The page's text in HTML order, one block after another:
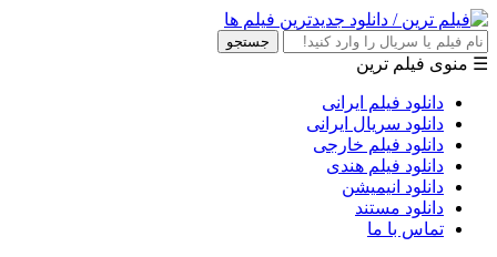
جستجو
☰ منوی فیلم ترین
دانلود فیلم ایرانی
دانلود سریال ایرانی
دانلود فیلم خارجی
دانلود فیلم هندی
دانلود انیمیشن
دانلود مستند
تماس با ما